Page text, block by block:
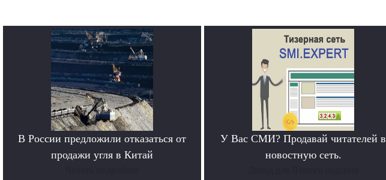
В России предложили отказаться от
продажи угля в Китай
У Вас СМИ? Продавай читателей в
новостную сеть.